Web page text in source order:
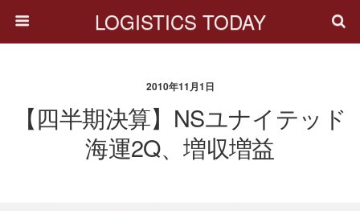
LOGISTICS TODAY
2010年11月1日
【四半期決算】NSユナイテッド
海運2Q、増収増益